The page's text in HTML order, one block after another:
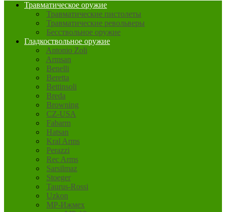
Травматическое оружие
Травматические пистолеты
Травматические револьверы
Бесствольное оружие
Гладкоствольное оружие
Antonio Zoli
Armsan
Benelli
Beretta
Bettinsoli
Breda
Browning
CZ-USA
Fabarm
Hatsan
Kral Arms
Perazzi
Rec Arms
Sarsilmaz
Stoeger
Taurus-Rossi
Uzkon
MP-Ижмех